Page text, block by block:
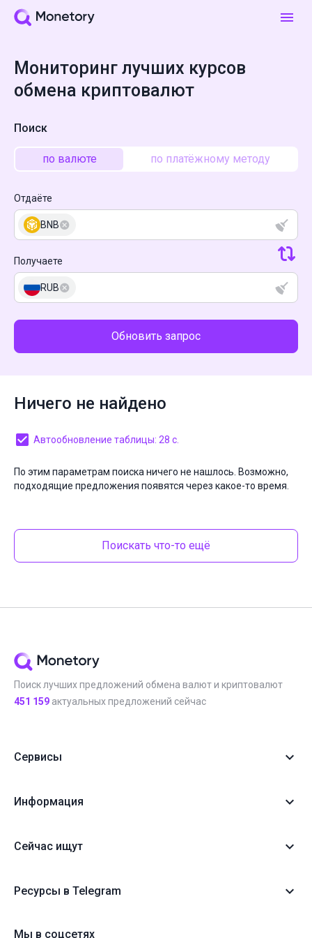
Мониторинг лучших курсов
обмена криптовалют
Поиск
по валюте по платёжному методу
Отдаёте
BNB
Получаете
RUB
Обновить запрос
Ничего не найдено
Автообновление таблицы: 28 с.
По этим параметрам поиска ничего не нашлось. Возможно,
подходящие предложения появятся через какое-то время.
Поискать что-то ещё
Поиск лучших предложений обмена валют и криптовалют
451 159 актуальных предложений сейчас
Сервисы
Информация
Сейчас ищут
Ресурсы в Telegram
Мы в соцсетях